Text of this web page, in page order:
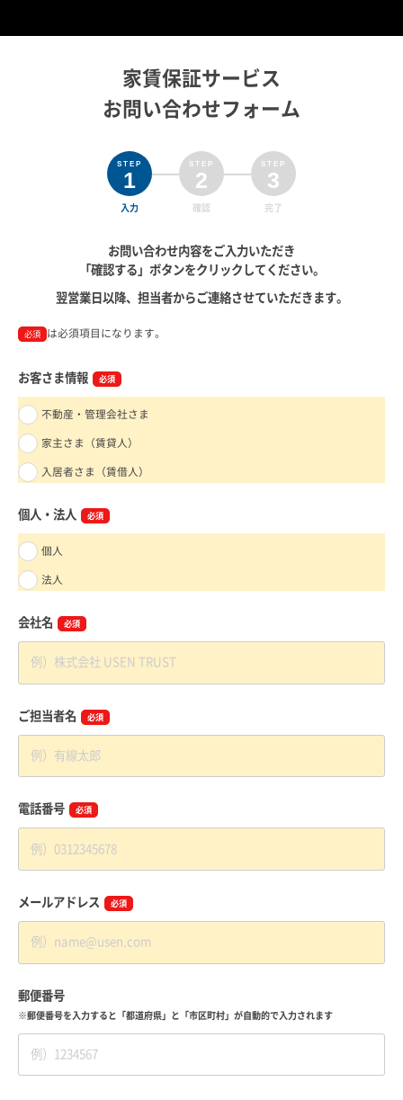
家賃保証サービス
お問い合わせフォーム
1
入力
2
確認
3
完了
お問い合わせ内容をご入力いただき
「確認する」ボタンをクリックしてください。
翌営業日以降、担当者からご連絡させていただきます。
必須 は必須項目になります。
お客さま情報 必須
不動産・管理会社さま
家主さま（賃貸人）
入居者さま（賃借人）
個人・法人 必須
個人
法人
会社名 必須
ご担当者名 必須
電話番号 必須
メールアドレス 必須
郵便番号
※郵便番号を入力すると「都道府県」と 「市区町村」が自動的で入力されます